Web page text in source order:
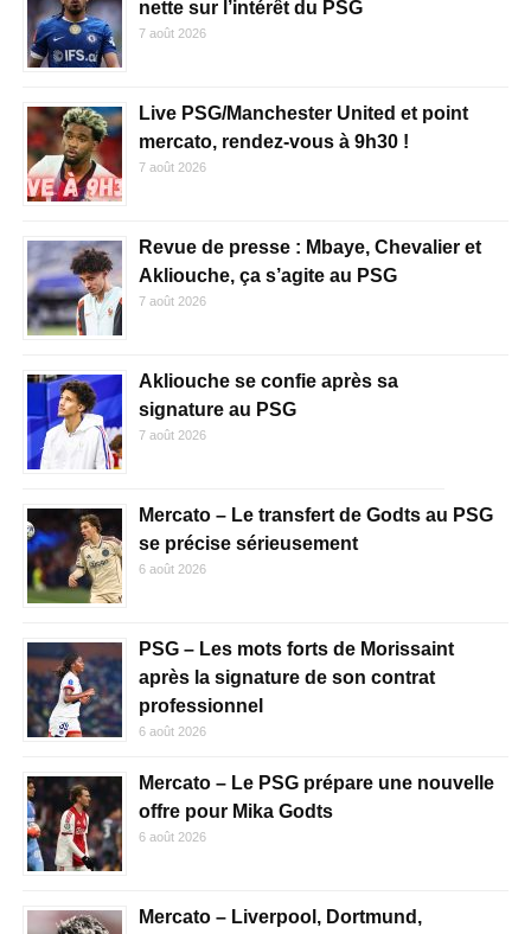
nette sur l’intérêt du PSG
7 août 2026
Live PSG/Manchester United et point
mercato, rendez-vous à 9h30 !
7 août 2026
Revue de presse : Mbaye, Chevalier et
Akliouche, ça s’agite au PSG
7 août 2026
Akliouche se confie après sa
signature au PSG
7 août 2026
Mercato – Le transfert de Godts au PSG
se précise sérieusement
6 août 2026
PSG – Les mots forts de Morissaint
après la signature de son contrat
professionnel
6 août 2026
Mercato – Le PSG prépare une nouvelle
offre pour Mika Godts
6 août 2026
Mercato – Liverpool, Dortmund,